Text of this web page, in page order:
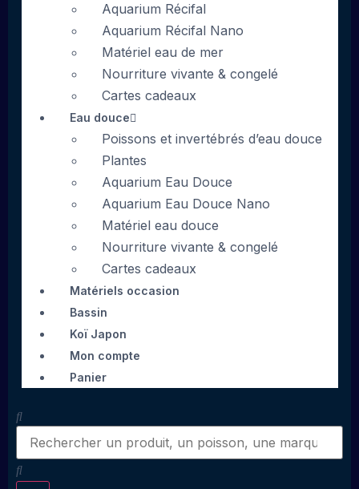
Aquarium Récifal
Aquarium Récifal Nano
Matériel eau de mer
Nourriture vivante & congelé
Cartes cadeaux
Eau douce
Poissons et invertébrés d’eau douce
Plantes
Aquarium Eau Douce
Aquarium Eau Douce Nano
Matériel eau douce
Nourriture vivante & congelé
Cartes cadeaux
Matériels occasion
Bassin
Koï Japon
Mon compte
Panier